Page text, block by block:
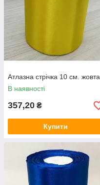
Атлазна стрічка 10 см. жовта
В наявності
357,20 ₴
Купити